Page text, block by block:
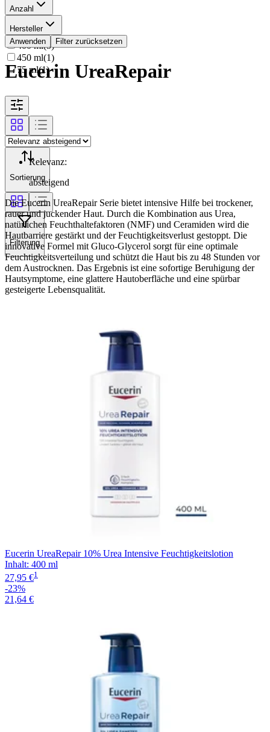
Anzahl
(2 )
100 ml(1)
400 ml(5)
450 ml(1)
75 ml(1)
Hersteller
Beiersdorf AG Eucerin(10)
Anwenden Filter zurücksetzen
Eucerin UreaRepair
Sortierung
Filterung
Relevanz:
absteigend
Die Eucerin UreaRepair Serie bietet intensive Hilfe bei trockener,
rauer und juckender Haut. Durch die Kombination aus Urea,
natürlichen Feuchthaltefaktoren (NMF) und Ceramiden wird die
Hautbarriere gestärkt und der Feuchtigkeitsverlust gestoppt. Die
innovative Formel mit Gluco-Glycerol sorgt für eine optimale
Feuchtigkeitsverteilung und schützt die Haut bis zu 48 Stunden vor
dem Austrocknen. Das Ergebnis ist eine sofortige Beruhigung der
Hautsymptome, eine glattere Hautoberfläche und eine spürbar
gesteigerte Lebensqualität.
Eucerin UreaRepair 10% Urea Intensive Feuchtigkeitslotion
Inhalt: 400 ml
27,95 €1
-23%
21,64 €